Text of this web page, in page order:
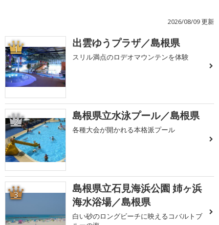
2026/08/09 更新
1 出雲ゆうプラザ／島根県
スリル満点のロデオマウンテンを体験
2 島根県立水泳プール／島根県
各種大会が開かれる本格派プール
3
島根県立石見海浜公園 姉ヶ浜
海水浴場／島根県
白い砂のロングビーチに映えるコバルトブ